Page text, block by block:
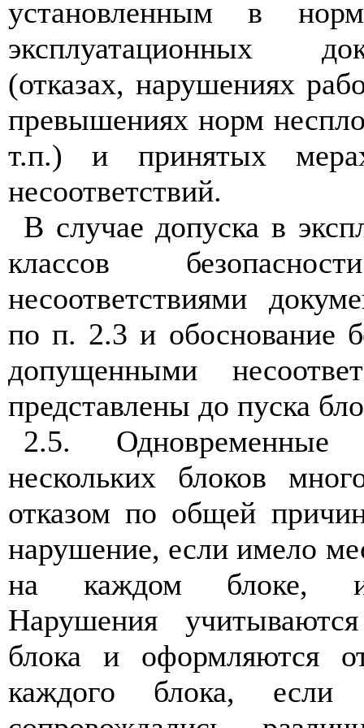
установленным в
эксплуатационных
(отказах, нарушениях
превышениях норм
т.п.) и принятых
несоответствий.
В случае допуска в
классов
несоответствиями
по п. 2.3 и обоснование
допущенными
представлены до пуска
2.5.
нескольких блоков
отказом по общей
нарушение, если имело
на каждом блоке,
Нарушения
блока и оформляются
каждого блока,